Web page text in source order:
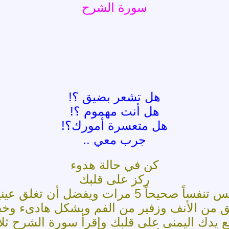
سورة الشرح
هل تشعر بضيق ؟!
هل أنت مهموم ؟!
هل متعسرة أمورك؟!
جرب معي ..
كن في حالة هدوء
ركز على قلبك
صحيحاً 5 مرات ويفضل أن تغلق عينيك
من الأنف وزفير من الفم وبشكل هادىء
يدك اليمنى على قلبك وإقرأ سورة الشرح